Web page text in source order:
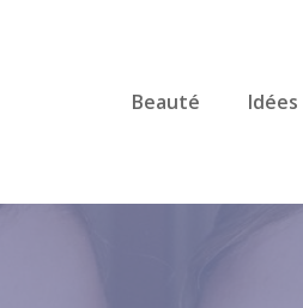
Beauté